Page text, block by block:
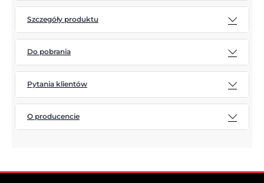
Szczegóły produktu
Do pobrania
Pytania klientów
O producencie